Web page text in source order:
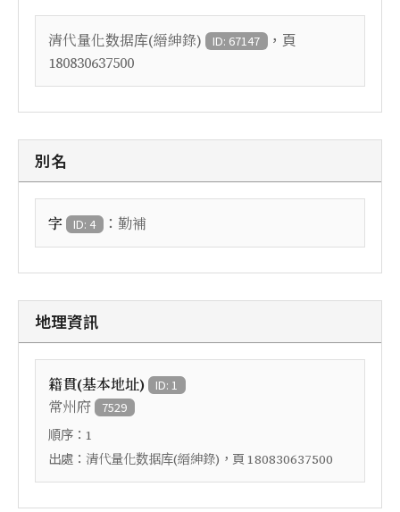
清代量化数据库(縉紳錄) ID: 67147 ，頁
180830637500
別名
字 ID: 4 ： 勤補
地理資訊
籍貫(基本地址) ID: 1
常州府 7529
順序： 1
出處： 清代量化数据库(縉紳錄) ，頁 180830637500